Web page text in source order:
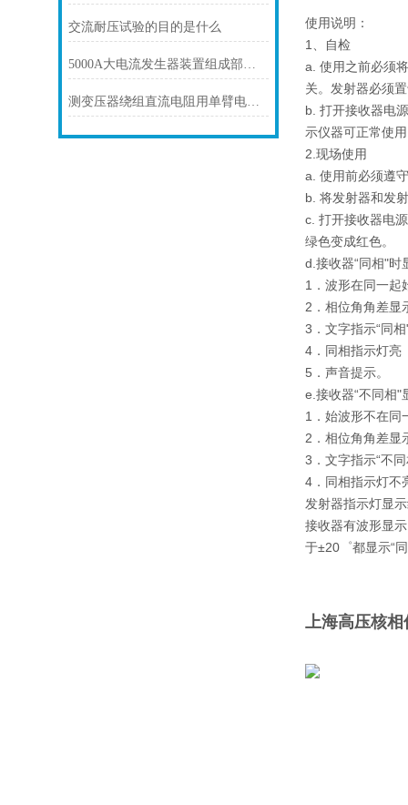
交流耐压试验的目的是什么
5000A大电流发生器装置组成部分及安全操作规程
测变压器绕组直流电阻用单臂电桥还是双臂电桥？
使用说明：
1、自检
a. 使用之前必须
关。发射器必须
b. 打开接收器电
示仪器可正常使
2.现场使用
a. 使用前必须遵
b. 将发射器和发
c. 打开接收器电
绿色变成红色。
d.接收器“同相"时
1．波形在同一起
2．相位角角差显
3．文字指示“同
4．同相指示灯亮
5．声音提示。
e.接收器“不同相"
1．始波形不在同
2．相位角角差显
3．文字指示“不
4．同相指示灯不
发射器指示灯显
接收器有波形显
于±20゜都显示“
上海高压核